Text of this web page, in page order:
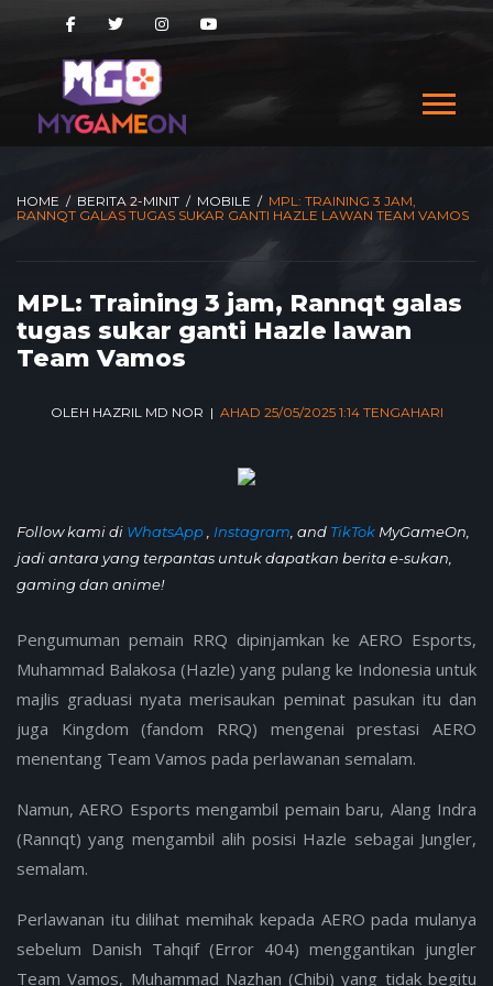
HOME / BERITA 2-MINIT / MOBILE / MPL: TRAINING 3 JAM,
RANNQT GALAS TUGAS SUKAR GANTI HAZLE LAWAN TEAM VAMOS
MPL: Training 3 jam, Rannqt galas
tugas sukar ganti Hazle lawan
Team Vamos
OLEH HAZRIL MD NOR | AHAD 25/05/2025 1:14 TENGAHARI
Follow kami di WhatsApp Instagram , and TikTok MyGameOn,
jadi antara yang terpantas untuk dapatkan berita e-sukan,
gaming dan anime!
Pengumuman pemain RRQ dipinjamkan ke AERO Esports,
Muhammad Balakosa (Hazle) yang pulang ke Indonesia untuk
majlis graduasi nyata merisaukan peminat pasukan itu dan
juga Kingdom (fandom RRQ) mengenai prestasi AERO
menentang Team Vamos pada perlawanan semalam.
Namun, AERO Esports mengambil pemain baru, Alang Indra
(Rannqt) yang mengambil alih posisi Hazle sebagai Jungler,
semalam.
Perlawanan itu dilihat memihak kepada AERO pada mulanya
sebelum Danish Tahqif (Error 404) menggantikan jungler
Team Vamos, Muhammad Nazhan (Chibi) yang tidak begitu